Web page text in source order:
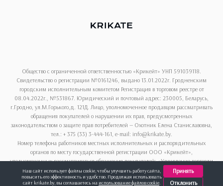
Наш сайт использует файлы cookie, чтобы улучшить работу сайта,
повысить его эффективность и удобство. Продолжая использовать
сайт krikate.by, вы соглашаетесь на использование файлов cookie.
Принять
Отклонить
Общество с ограниченной ответственностью «Крикейт» УНП 591039118.
Свидетельство о регистрации №0161246, выдано 13.01.2022г. Гродненским
городским исполнительным комитетом Регистрация в торговом реестре от
08.04.2022г., №531867. Юридический и почтовый адрес: 230005, Беларусь,
г.Гродно, ул.М.Горького,д. 121Д. Лицо, уполномоченное продавцом рассматривать
обращения покупателей о нарушении их прав, предусмотренных
законодательством о защите прав потребителей — Охотник Елена Станиславовна,
тел.: + 375 (33) 3-444-161, e-mail: info@krikate.by.
Номер телефона работников местных исполнительных и распорядительных
органов по месту государственной регистрации ООО «Крикейт»,
уполномоченных рассматриваться обращения покупателей: «Управление торговли
и услуг Гродненского горисполкома», + 375 (152) 62-69-13.